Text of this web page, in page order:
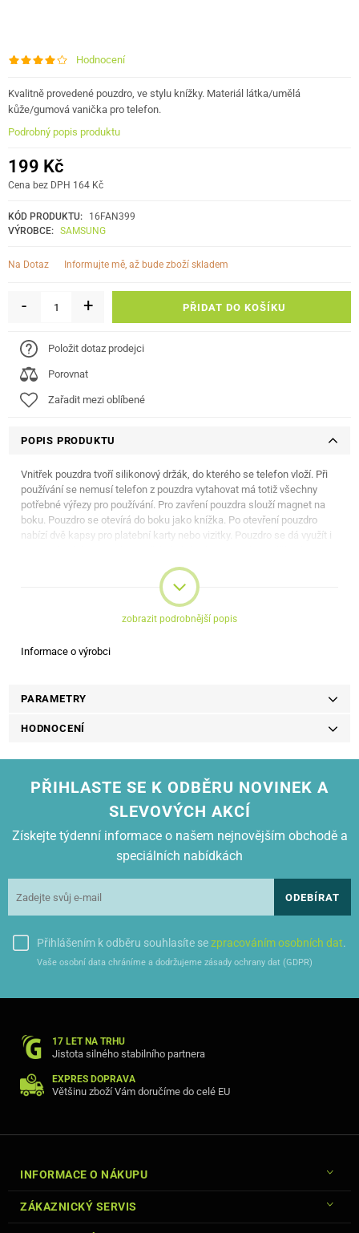
Hodnocení
Kvalitně provedené pouzdro, ve stylu knížky. Materiál látka/umělá
kůže/gumová vanička pro telefon.
Podrobný popis produktu
199 Kč
Cena bez DPH 164 Kč
KÓD PRODUKTU:
16FAN399
VÝROBCE: SAMSUNG
Na Dotaz informujte mě, až bude zboží skladem
- + PŘIDAT DO KOŠÍKU
Položit dotaz prodejci
Porovnat
Zařadit mezi oblíbené
POPIS PRODUKTU
Vnitřek pouzdra tvoří silikonový držák, do kterého se telefon vloží. Při
používání se nemusí telefon z pouzdra vytahovat má totiž všechny
potřebné výřezy pro používání. Pro zavření pouzdra slouží magnet na
boku. Pouzdro se otevírá do boku jako knížka. Po otevření pouzdro
nabízí dvě kapsy pro platební karty nebo vizitky. Pouzdro se dá využít i
míru, máte tedy přístup ke všem potřebným funkcím (fotoaparát,
zobrazit podrobnější popis
Informace o výrobci
PARAMETRY
HODNOCENÍ
PŘIHLASTE SE K ODBĚRU NOVINEK A
SLEVOVÝCH AKCÍ
Získejte týdenní informace o našem nejnovějším obchodě a
speciálních nabídkách
ODEBÍRAT
Přihlášením k odběru souhlasíte sezpracováním osobních dat.
Vaše osobní data chráníme a dodržujeme zásady ochrany dat (GDPR)
17 LET NA TRHU
Jistota silného stabilního partnera
EXPRES DOPRAVA
Většinu zboží Vám doručíme do celé EU
INFORMACE O NÁKUPU
ZÁKAZNICKÝ SERVIS